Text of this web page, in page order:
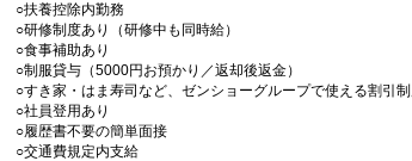
○扶養控除内勤務
○研修制度あり（研修中も同時給）
○食事補助あり
○制服貸与（5000円お預かり／返却後返金）
○すき家・はま寿司など、ゼンショーグループで使える割引制
○社員登用あり
○履歴書不要の簡単面接
○交通費規定内支給